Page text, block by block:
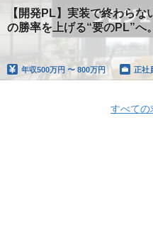
【開発PL】実装で終わら
の勝率を上げる“要のPL”へ。
年収500万円 〜 800万円 正社
すべての